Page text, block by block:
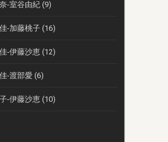
-室谷由紀 (9)
-加藤桃子 (16)
-伊藤沙恵 (12)
-渡部愛 (6)
-伊藤沙恵 (10)